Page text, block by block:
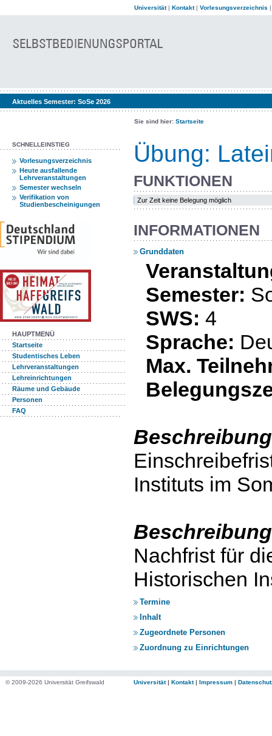
Universität| Kontakt| Vorlesungsverzeichnis
Aktuelles Semester: SoSe 2026
Sie sind hier: Startseite
SCHNELLEINSTIEG
Vorlesungsverzeichnis
Heute ausfallende
Lehrveranstaltungen
Semester wechseln
Verifikation von
Studienbescheinigungen
HAUPTMENÜ
Startseite
Studentisches Leben
Lehrveranstaltungen
Lehreinrichtungen
Räume und Gebäude
Personen
FAQ
Übung:
FUNKTIONEN
Zur Zeit keine Belegung möglich
INFORMATIONEN
Grunddaten
Semester:
SWS: 4
Sprache:
Max.
Instituts im
Nachfrist für
Historischen
Termine
Inhalt
Zugeordnete Personen
Zuordnung zu Einrichtungen
© 2009-2026 Universität Greifswald Universität| Kontakt| Impressum |